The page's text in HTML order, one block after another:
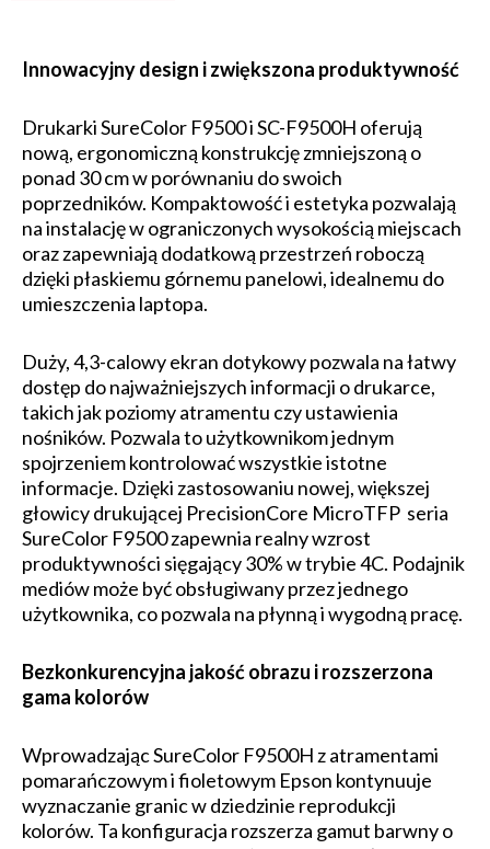
Innowacyjny design i zwiększona produktywność
Drukarki SureColor F9500 i SC-F9500H oferują
nową, ergonomiczną konstrukcję zmniejszoną o
ponad 30 cm w porównaniu do swoich
poprzedników. Kompaktowość i estetyka pozwalają
na instalację w ograniczonych wysokością miejscach
oraz zapewniają dodatkową przestrzeń roboczą
dzięki płaskiemu górnemu panelowi, idealnemu do
umieszczenia laptopa.
Duży, 4,3-calowy ekran dotykowy pozwala na łatwy
dostęp do najważniejszych informacji o drukarce,
takich jak poziomy atramentu czy ustawienia
nośników. Pozwala to użytkownikom jednym
spojrzeniem kontrolować wszystkie istotne
informacje. Dzięki zastosowaniu nowej, większej
głowicy drukującej PrecisionCore MicroTFP seria
SureColor F9500 zapewnia realny wzrost
produktywności sięgający 30% w trybie 4C. Podajnik
mediów może być obsługiwany przez jednego
użytkownika, co pozwala na płynną i wygodną pracę.
Bezkonkurencyjna jakość obrazu i rozszerzona
gama kolorów
Wprowadzając SureColor F9500H z atramentami
pomarańczowym i fioletowym Epson kontynuuje
wyznaczanie granic w dziedzinie reprodukcji
kolorów. Ta konfiguracja rozszerza gamut barwny o